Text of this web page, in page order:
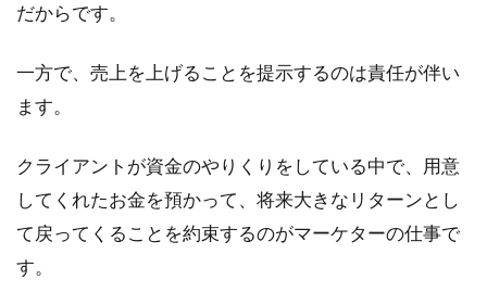
し
立
す
め
に
要
だからです。
一方で、売上を上げることを提示するのは責任が伴い
ます。
クライアントが資金のやりくりをしている中で、用意
してくれたお金を預かって、将来大きなリターンとし
て戻ってくることを約束するのがマーケターの仕事で
す。